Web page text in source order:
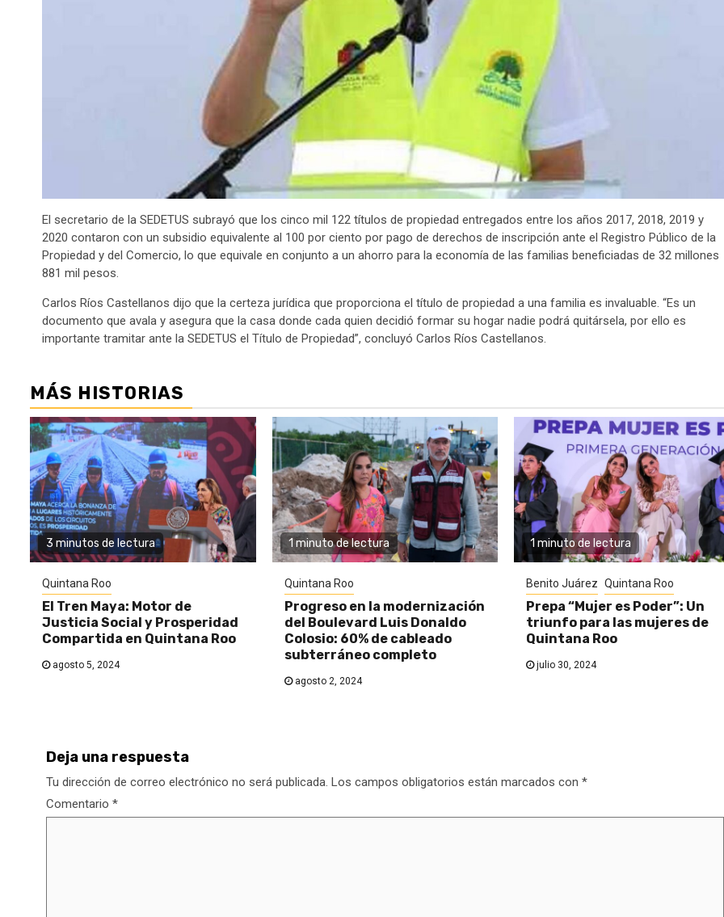
El secretario de la SEDETUS subrayó que los cinco mil 122 títulos de propiedad entregados entre los años 2017, 2018, 2019 y
2020 contaron con un subsidio equivalente al 100 por ciento por pago de derechos de inscripción ante el Registro Público de la
Propiedad y del Comercio, lo que equivale en conjunto a un ahorro para la economía de las familias beneficiadas de 32 millones
881 mil pesos.
Carlos Ríos Castellanos dijo que la certeza jurídica que proporciona el título de propiedad a una familia es invaluable. “Es un
documento que avala y asegura que la casa donde cada quien decidió formar su hogar nadie podrá quitársela, por ello es
importante tramitar ante la SEDETUS el Título de Propiedad”, concluyó Carlos Ríos Castellanos.
MÁS HISTORIAS
3 minutos de lectura
Quintana Roo
El Tren Maya: Motor de
Justicia Social y Prosperidad
Compartida en Quintana Roo
agosto 5, 2024
1 minuto de lectura
Quintana Roo
Progreso en la modernización
del Boulevard Luis Donaldo
Colosio: 60% de cableado
subterráneo completo
agosto 2, 2024
1 minuto de lectura
Benito Juárez Quintana Roo
Prepa “Mujer es Poder”: Un
triunfo para las mujeres de
Quintana Roo
julio 30, 2024
Deja una respuesta
Tu dirección de correo electrónico no será publicada. Los campos obligatorios están marcados con *
Comentario *